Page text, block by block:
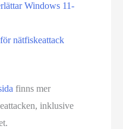
Windows 11-
nätfiskeattack
finns mer
inklusive